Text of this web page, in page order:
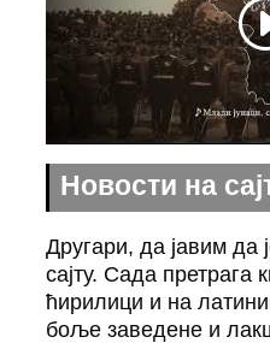
Новости на
Другари, да јавим да
сајту. Сада претрага
ћирилици и на
боље заведене и